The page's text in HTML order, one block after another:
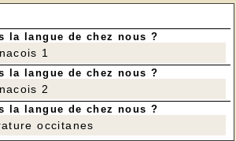
prévisionnel 2017/2018
différents responsables
nous souhaitons votre grande et
à la vie de notre association.
sont également les
sur vous et sur votre
la langue de chez nous ?
1
la langue de chez nous ?
2
la langue de chez nous ?
occitanes